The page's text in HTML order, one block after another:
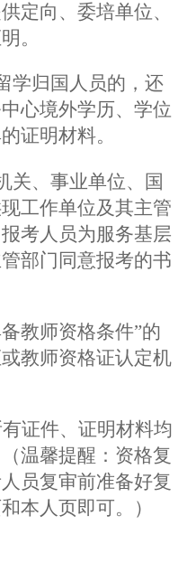
定向、委培单位、
。
学归国人员的，还
心境外学历、学位
证明材料。
关、事业单位、国
工作单位及其主管
报考人员为服务基层
部门同意报考的书
教师资格条件”的
教师资格证认定机
证件、证明材料均
温馨提醒：资格复
员复审前准备好复
本人页即可。）